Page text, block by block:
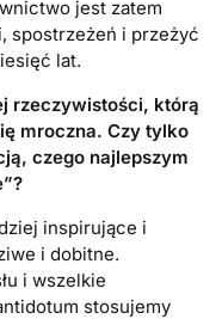
jest zatem
spostrzeżeń i przeżyć
lat.
rzeczywistości, którą
mroczna. Czy tylko
czego najlepszym
inspirujące i
i dobitne.
i wszelkie
stosujemy